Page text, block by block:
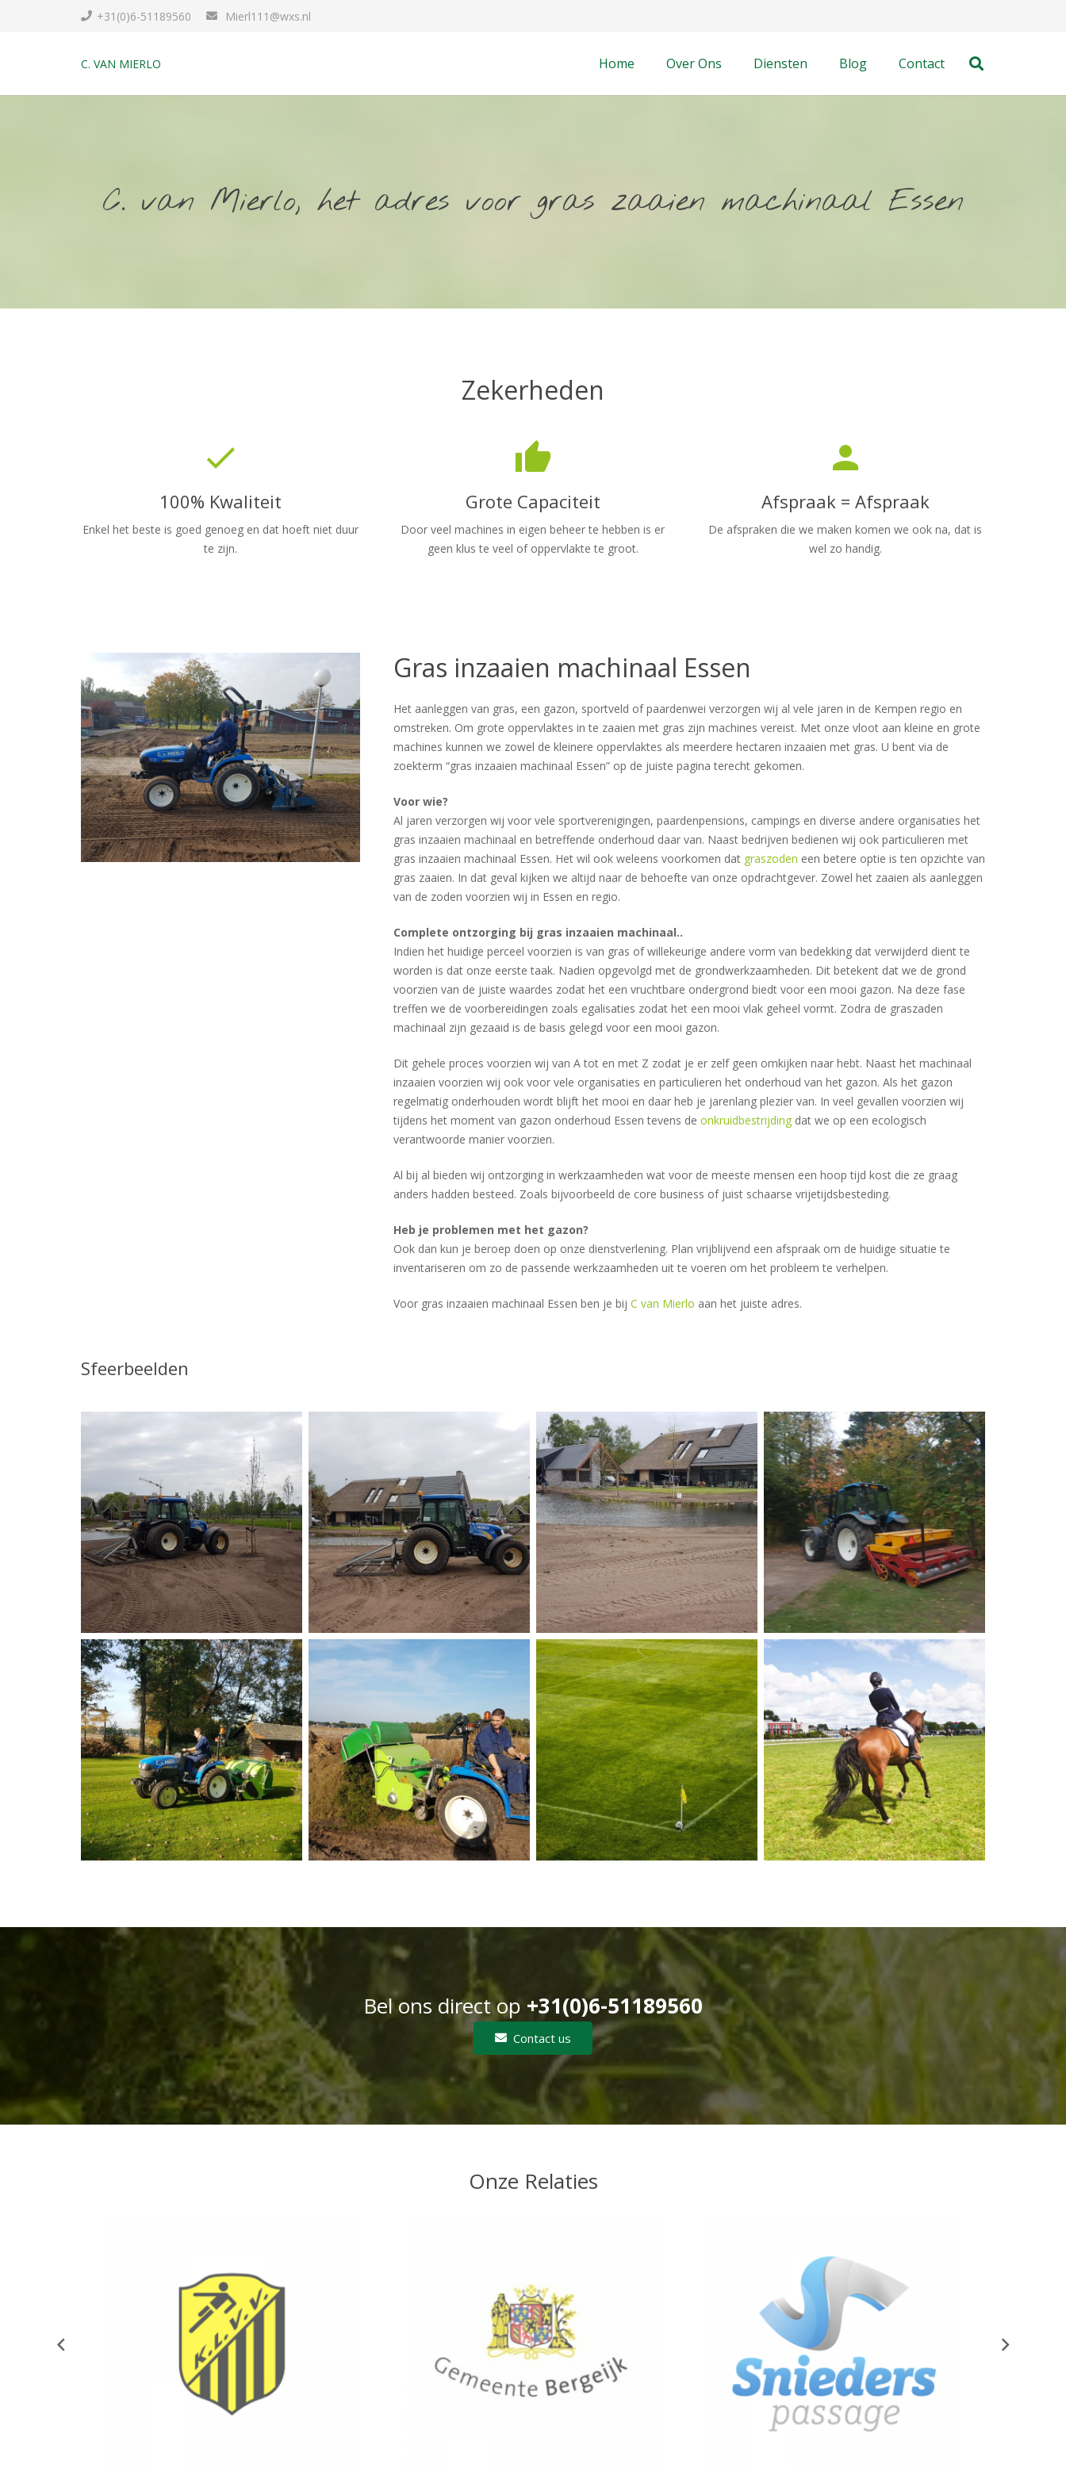
+31(0)6-51189560 Mierl111@wxs.nl
C. VAN MIERLO Home Over Ons Diensten Blog Contact
C. van Mierlo, het adres voor gras zaaien machinaal Essen
Zekerheden
done
100% Kwaliteit
Enkel het beste is goed genoeg en dat hoeft niet duur
te zijn.
thumb_up
Grote Capaciteit
Door veel machines in eigen beheer te hebben is er
geen klus te veel of oppervlakte te groot.
person
Afspraak = Afspraak
De afspraken die we maken komen we ook na, dat is
wel zo handig.
Gras inzaaien machinaal Essen
Het aanleggen van gras, een gazon, sportveld of paardenwei verzorgen wij al vele jaren in de Kempen regio en
omstreken. Om grote oppervlaktes in te zaaien met gras zijn machines vereist. Met onze vloot aan kleine en grote
machines kunnen we zowel de kleinere oppervlaktes als meerdere hectaren inzaaien met gras. U bent via de
zoekterm “gras inzaaien machinaal Essen” op de juiste pagina terecht gekomen.
Voor wie?
Al jaren verzorgen wij voor vele sportverenigingen, paardenpensions, campings en diverse andere organisaties het
gras inzaaien machinaal en betreffende onderhoud daar van. Naast bedrijven bedienen wij ook particulieren met
gras inzaaien machinaal Essen. Het wil ook weleens voorkomen dat graszoden een betere optie is ten opzichte van
gras zaaien. In dat geval kijken we altijd naar de behoefte van onze opdrachtgever. Zowel het zaaien als aanleggen
van de zoden voorzien wij in Essen en regio.
Complete ontzorging bij gras inzaaien machinaal..
Indien het huidige perceel voorzien is van gras of willekeurige andere vorm van bedekking dat verwijderd dient te
worden is dat onze eerste taak. Nadien opgevolgd met de grondwerkzaamheden. Dit betekent dat we de grond
voorzien van de juiste waardes zodat het een vruchtbare ondergrond biedt voor een mooi gazon. Na deze fase
treffen we de voorbereidingen zoals egalisaties zodat het een mooi vlak geheel vormt. Zodra de graszaden
machinaal zijn gezaaid is de basis gelegd voor een mooi gazon.
Dit gehele proces voorzien wij van A tot en met Z zodat je er zelf geen omkijken naar hebt. Naast het machinaal
inzaaien voorzien wij ook voor vele organisaties en particulieren het onderhoud van het gazon. Als het gazon
regelmatig onderhouden wordt blijft het mooi en daar heb je jarenlang plezier van. In veel gevallen voorzien wij
tijdens het moment van gazon onderhoud Essen tevens de onkruidbestrijdingdat we op een ecologisch
verantwoorde manier voorzien.
Al bij al bieden wij ontzorging in werkzaamheden wat voor de meeste mensen een hoop tijd kost die ze graag
anders hadden besteed. Zoals bijvoorbeeld de core business of juist schaarse vrijetijdsbesteding.
Heb je problemen met het gazon?
Ook dan kun je beroep doen op onze dienstverlening. Plan vrijblijvend een afspraak om de huidige situatie te
inventariseren om zo de passende werkzaamheden uit te voeren om het probleem te verhelpen.
Voor gras inzaaien machinaal Essen ben je bij C van Mierlo aan het juiste adres.
Sfeerbeelden
Bel ons direct op +31(0)6-51189560
Contact us
Onze Relaties